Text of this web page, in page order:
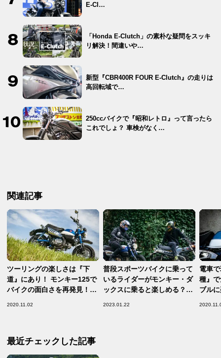
E-Cl…
「Honda E-Clutch」の素朴な疑問をスッキ
リ解決！間違いや…
新型『CBR400R FOUR E-Clutch』の走りは
高回転域で…
250ccバイクで『昭和レトロ』って言ったら
これでしょ？ 車検がなく…
関連記事
ツーリングの楽しさは『下
道』にあり！ モンキー125で
バイクの面白さを再発見！
2020.11.02
普段スポーツバイクに乗って
いるライダーがモンキー・ダ
ックスに乗ると楽しめる？大
2023.01.22
電車
種』
ブル
最近チェックした記事